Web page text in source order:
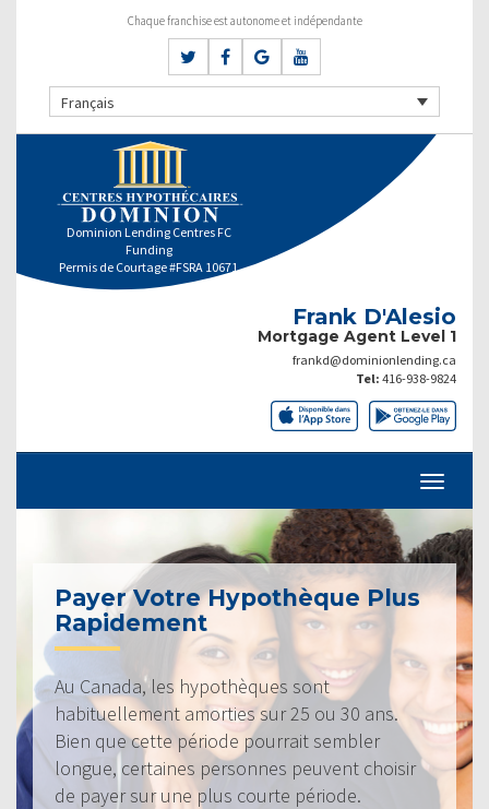
Chaque franchise est autonome et indépendante
Français
Dominion Lending Centres FC
Funding
Permis de Courtage #FSRA 10671
Frank D'Alesio
Mortgage Agent Level 1
frankd@dominionlending.ca
Tel: 416-938-9824
Payer Votre Hypothèque Plus
Rapidement
Au Canada, les hypothèques sont
habituellement amorties sur 25 ou 30 ans.
Bien que cette période pourrait sembler
longue, certaines personnes peuvent choisir
de payer sur une plus courte période.